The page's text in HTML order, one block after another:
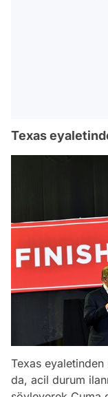
Texas
Texas
da, acil durum